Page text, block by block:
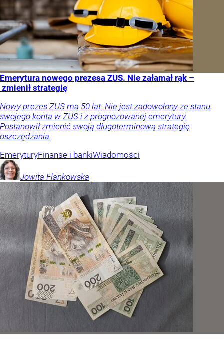
Emerytura nowego prezesa ZUS. Nie załamał rąk –
zmienił strategię
Nowy prezes ZUS ma 50 lat. Nie jest zadowolony ze stanu
swojego konta w ZUS i z prognozowanej emerytury.
Postanowił zmienić swoją długoterminową strategię
oszczędzania.
EmeryturyFinanse i bankiWiadomości
Jowita Flankowska